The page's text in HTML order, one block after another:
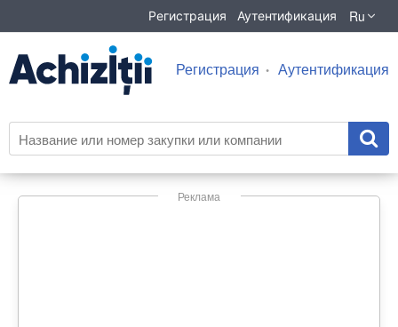
Регистрация Аутентификация Ru
Регистрация Аутентификация
Реклама